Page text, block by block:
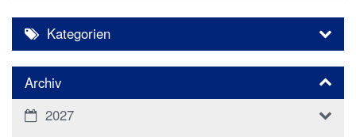
Kategorien
Archiv
2027